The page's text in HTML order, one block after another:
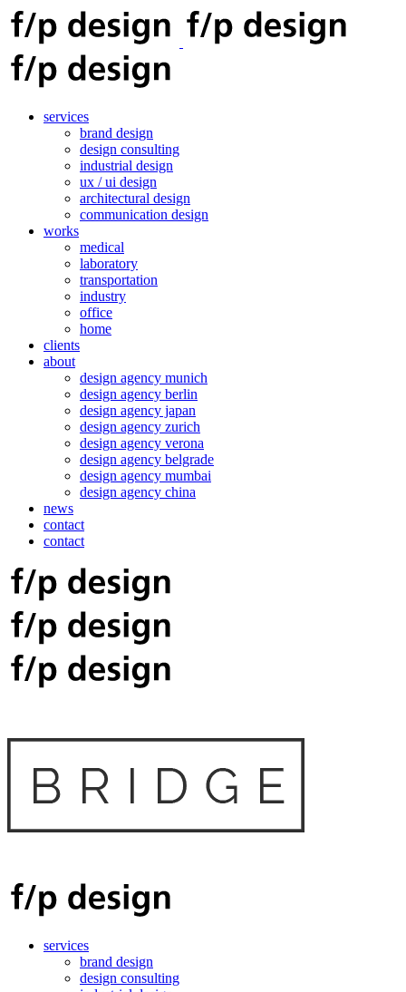
services
brand design
design consulting
industrial design
ux / ui design
architectural design
communication design
works
medical
laboratory
transportation
industry
office
home
clients
about
design agency munich
design agency berlin
design agency japan
design agency zurich
design agency verona
design agency belgrade
design agency mumbai
design agency china
news
contact
contact
services
brand design
design consulting